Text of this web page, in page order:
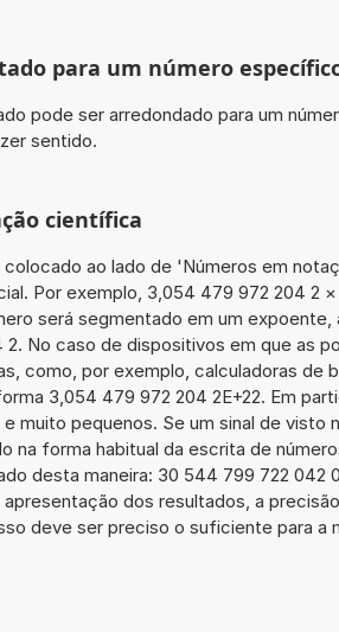
para um número
pode ser arredondado para um
sentido.
científica
ao lado de 'Números em
Por exemplo, 3,054 479 972 204 2 ×
será segmentado em um expoente,
No caso de dispositivos em que as
como, por exemplo, calculadoras de
3,054 479 972 204 2E+22. Em
muito pequenos. Se um sinal de visto
na forma habitual da escrita de
desta maneira: 30 544 799 722 042
dos resultados, a
deve ser preciso o suficiente para a